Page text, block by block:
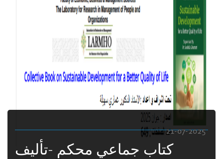
21-07-2025
كتاب جماعي محكم -تأليف